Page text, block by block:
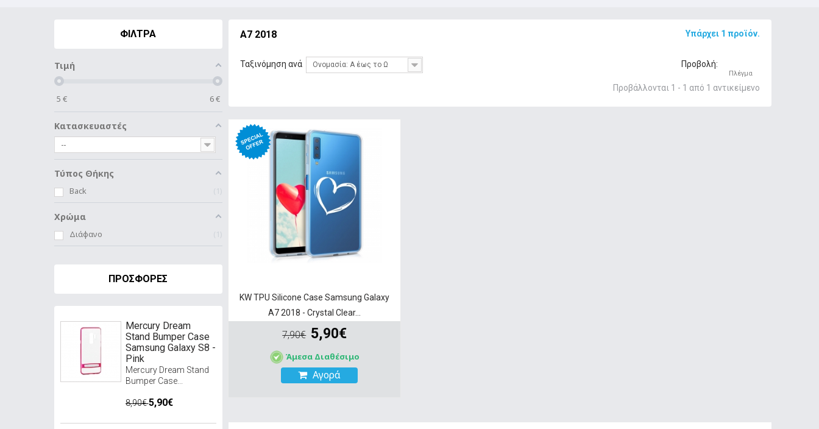
ΦΊΛΤΡΑ
Τιμή
5 € 6€
Κατασκευαστές
--
Τύπος Θήκης
Back 1
Χρώμα
Διάφανο 1
ΠΡΟΣΦΟΡΈΣ
Mercury Dream
Stand Bumper Case
Samsung Galaxy S8 -
Pink
Mercury Dream Stand
Bumper Case...
8,90€5,90€
A7 2018 Υπάρχει 1 προϊόν.
Προβολή:
Πλέγμα
Ταξινόμηση ανά Ονομασία: Α έως το Ω
Προβάλλονται 1 - 1 από 1 αντικείμενο
KW TPU Silicone Case Samsung Galaxy
A7 2018 - Crystal Clear...
7,90€ 5,90€
Άμεσα Διαθέσιμο
Αγορά